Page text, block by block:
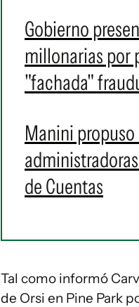
Gobierno
millonarias por
"fachada"
Manini
de Cuentas
Tal como informó
de Orsi en Pine Park